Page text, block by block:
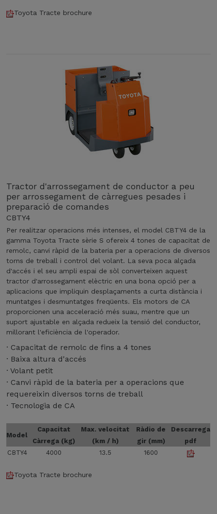
Toyota Tracte brochure
Tractor d'arrossegament de conductor a peu
per arrossegament de càrregues pesades i
preparació de comandes
CBTY4
Per realitzar operacions més intenses, el model CBTY4 de la
gamma Toyota Tracte sèrie S ofereix 4 tones de capacitat de
remolc, canvi ràpid de la bateria per a operacions de diversos
torns de treball i control del volant. La seva poca alçada
d'accés i el seu ampli espai de sòl converteixen aquest
tractor d'arrossegament elèctric en una bona opció per a
aplicacions que impliquin desplaçaments a curta distància i
muntatges i desmuntatges freqüents. Els motors de CA
proporcionen una acceleració més suau, mentre que un
suport ajustable en alçada redueix la tensió del conductor,
millorant l'eficiència de l'operador.
· Capacitat de remolc de fins a 4 tones
· Baixa altura d'accés
· Volant petit
· Canvi ràpid de la bateria per a operacions que
requereixin diversos torns de treball
· Tecnologia de CA
Model
Capacitat
Càrrega (kg)
Max. velocitat
(km / h)
Ràdio de
gir (mm)
Descarrega
pdf
CBTY4
4000 13.5 1600
Toyota Tracte brochure